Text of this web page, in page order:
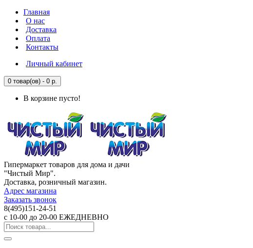
Главная
О нас
Доставка
Оплата
Контакты
Личный кабинет
0 товар(ов) - 0 р.
В корзине пусто!
Гипермаркет товаров для дома и дачи
"Чистый Мир".
Доставка, розничный магазин.
Адрес магазина
Заказать звонок
8(495)151-24-51
с 10-00 до 20-00 ЕЖЕДНЕВНО